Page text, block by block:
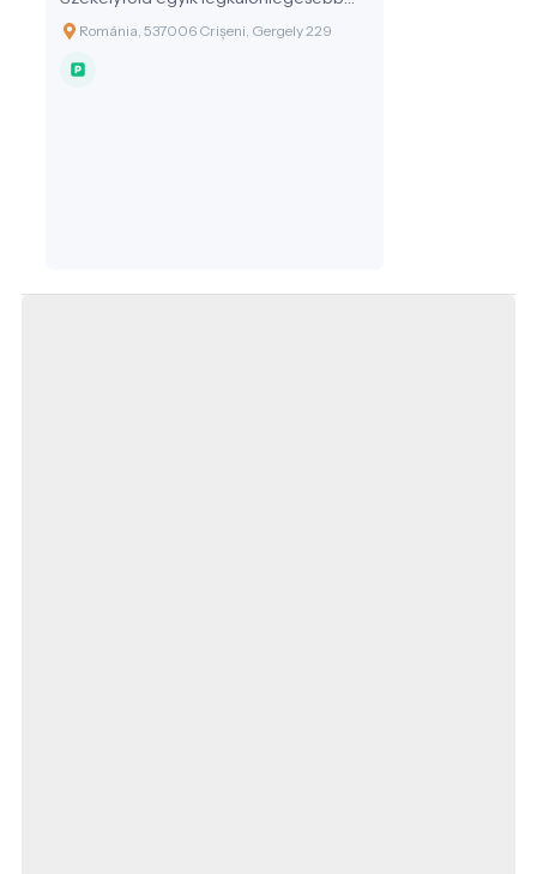
tematikus gyűjteménye, amely egy
egyszerű, mégis sokrétű használati
tárgyon – a szalmakalapon – keresztül
Románia, 537006 Crișeni, Gergely 229